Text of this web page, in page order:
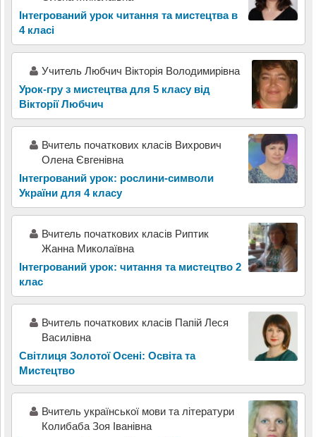
Інтегрований урок читання та мистецтва в
4 класі
Учитель Любчич Вікторія Володимирівна
Урок-гру з мистецтва для 5 класу від
Вікторії Любчич
Вчитель початкових класів Вихрович
Олена Євгенівна
Інтегрований урок: рослини-символи
України для 4 класу
Вчитель початкових класів Риптик
Жанна Миколаївна
Інтегрований урок: читання та мистецтво 2
клас
Вчитель початкових класів Папій Леся
Василівна
Світлиця Золотої Осені: Освіта та
Мистецтво
Вчитель української мови та літератури
Колибаба Зоя Іванівна